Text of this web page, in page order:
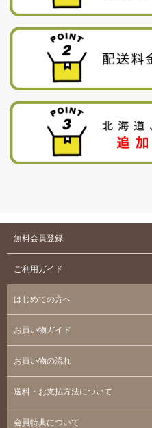
無料会員登録
ご利用ガイド
はじめての方へ
お買い物ガイド
お買い物の流れ
送料・お支払方法について
会員特典について